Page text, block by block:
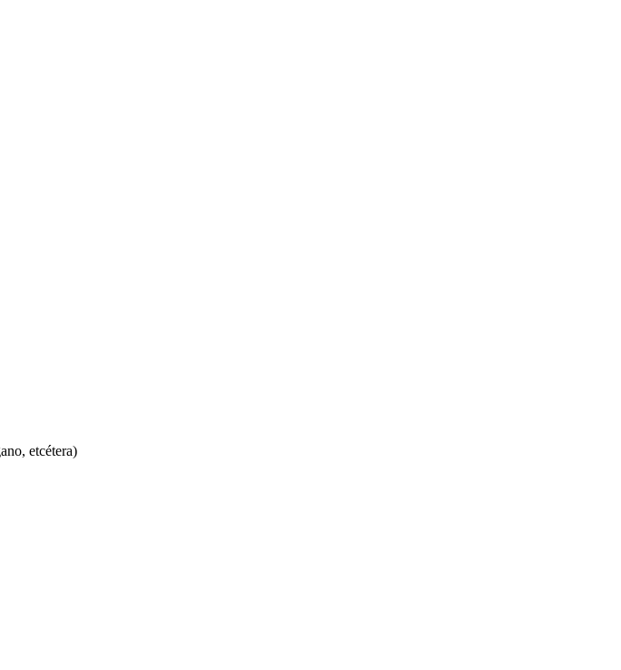
etcétera)